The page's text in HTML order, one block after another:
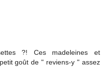
?! Ces madeleines et
goût de " reviens-y " assez